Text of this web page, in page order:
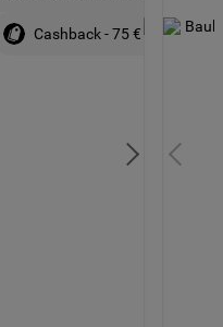
Cashback - 75 €